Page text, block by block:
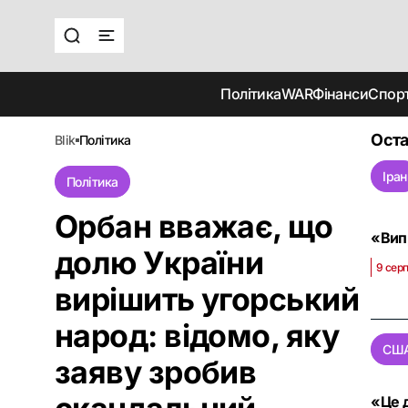
ПолітикаWARФінанси
blik політика
Політика
Орбан вважає, що
долю України
вирішить угорський
народ: відомо, яку
заяву зробив
Іран
9
«Це